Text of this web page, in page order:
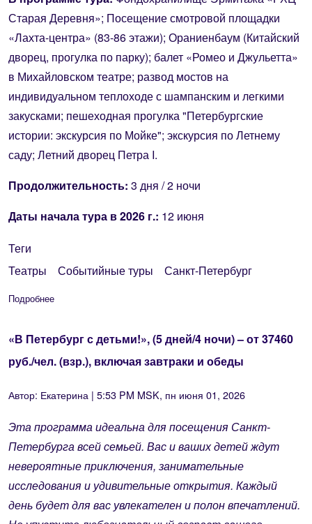
Старая Деревня»; Посещение смотровой площадки
«Лахта-центра» (83-86 этажи); Ораниенбаум (Китайский
дворец, прогулка по парку); балет «Ромео и Джульетта»
в Михайловском театре; развод мостов на
индивидуальном теплоходе с шампанским и легкими
закусками; пешеходная прогулка "Петербургские
истории: экскурсия по Мойке"; экскурсия по Летнему
саду; Летний дворец Петра I.
Продолжительность: 3 дня / 2 ночи
Даты начала тура в 2026 г.: 12 июня
Теги
Театры
Событийные туры Санкт-Петербург
Подробнее
«В Петербург с детьми!», (5 дней/4 ночи) – от 37460
руб./чел. (взр.), включая завтраки и обеды
Автор: Екатерина | 5:53 PM MSK, пн июня 01, 2026
Эта программа идеальна для посещения Санкт-
Петербурга всей семьей. Вас и ваших детей ждут
невероятные приключения, занимательные
исследования и удивительные открытия. Каждый
день будет для вас увлекателен и полон впечатлений.